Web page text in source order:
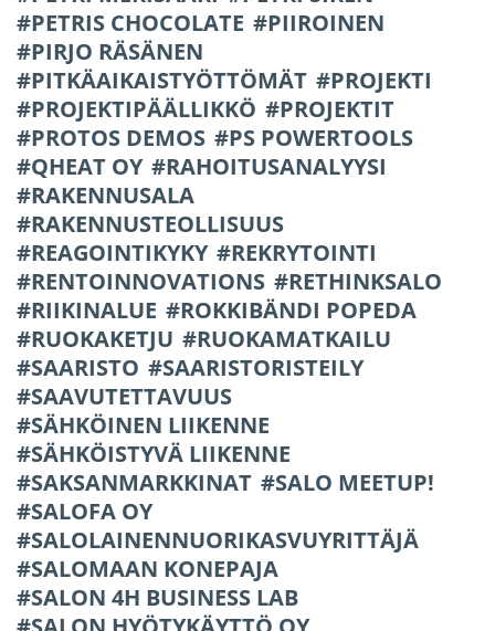
PETRIS CHOCOLATE
PIIROINEN
PIRJO RÄSÄNEN
PITKÄAIKAISTYÖTTÖMÄT
PROJEKTI
PROJEKTIPÄÄLLIKKÖ
PROJEKTIT
PROTOS DEMOS
PS POWERTOOLS
QHEAT OY
RAHOITUSANALYYSI
RAKENNUSALA
RAKENNUSTEOLLISUUS
REAGOINTIKYKY
REKRYTOINTI
RENTOINNOVATIONS
RETHINKSALO
RIIKINALUE
ROKKIBÄNDI POPEDA
RUOKAKETJU
RUOKAMATKAILU
SAARISTO
SAARISTORISTEILY
SAAVUTETTAVUUS
SÄHKÖINEN LIIKENNE
SÄHKÖISTYVÄ LIIKENNE
SAKSANMARKKINAT
SALO MEETUP!
SALOFA OY
SALOLAINENNUORIKASVUYRITTÄJÄ
SALOMAAN KONEPAJA
SALON 4H BUSINESS LAB